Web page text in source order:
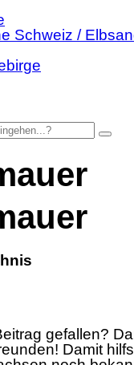
Schweiz /
gefallen?
Damit